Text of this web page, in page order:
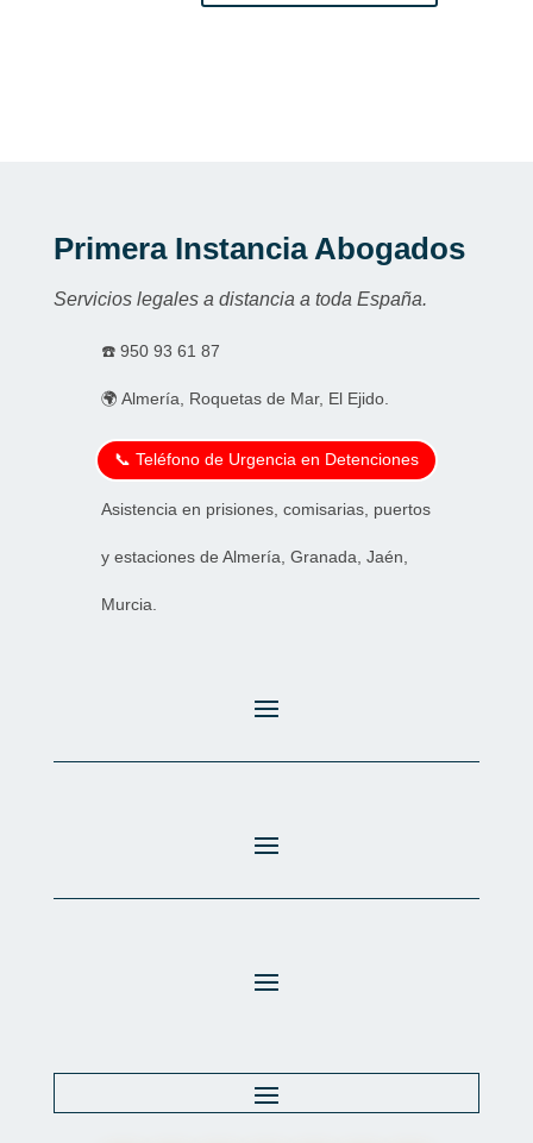
Primera Instancia Abogados
Servicios legales a distancia a toda España.
☎️ 950 93 61 87
🌍 Almería, Roquetas de Mar, El Ejido.
📞 Teléfono de Urgencia en Detenciones
Asistencia en prisiones, comisarias, puertos
y estaciones de Almería, Granada, Jaén,
Murcia.